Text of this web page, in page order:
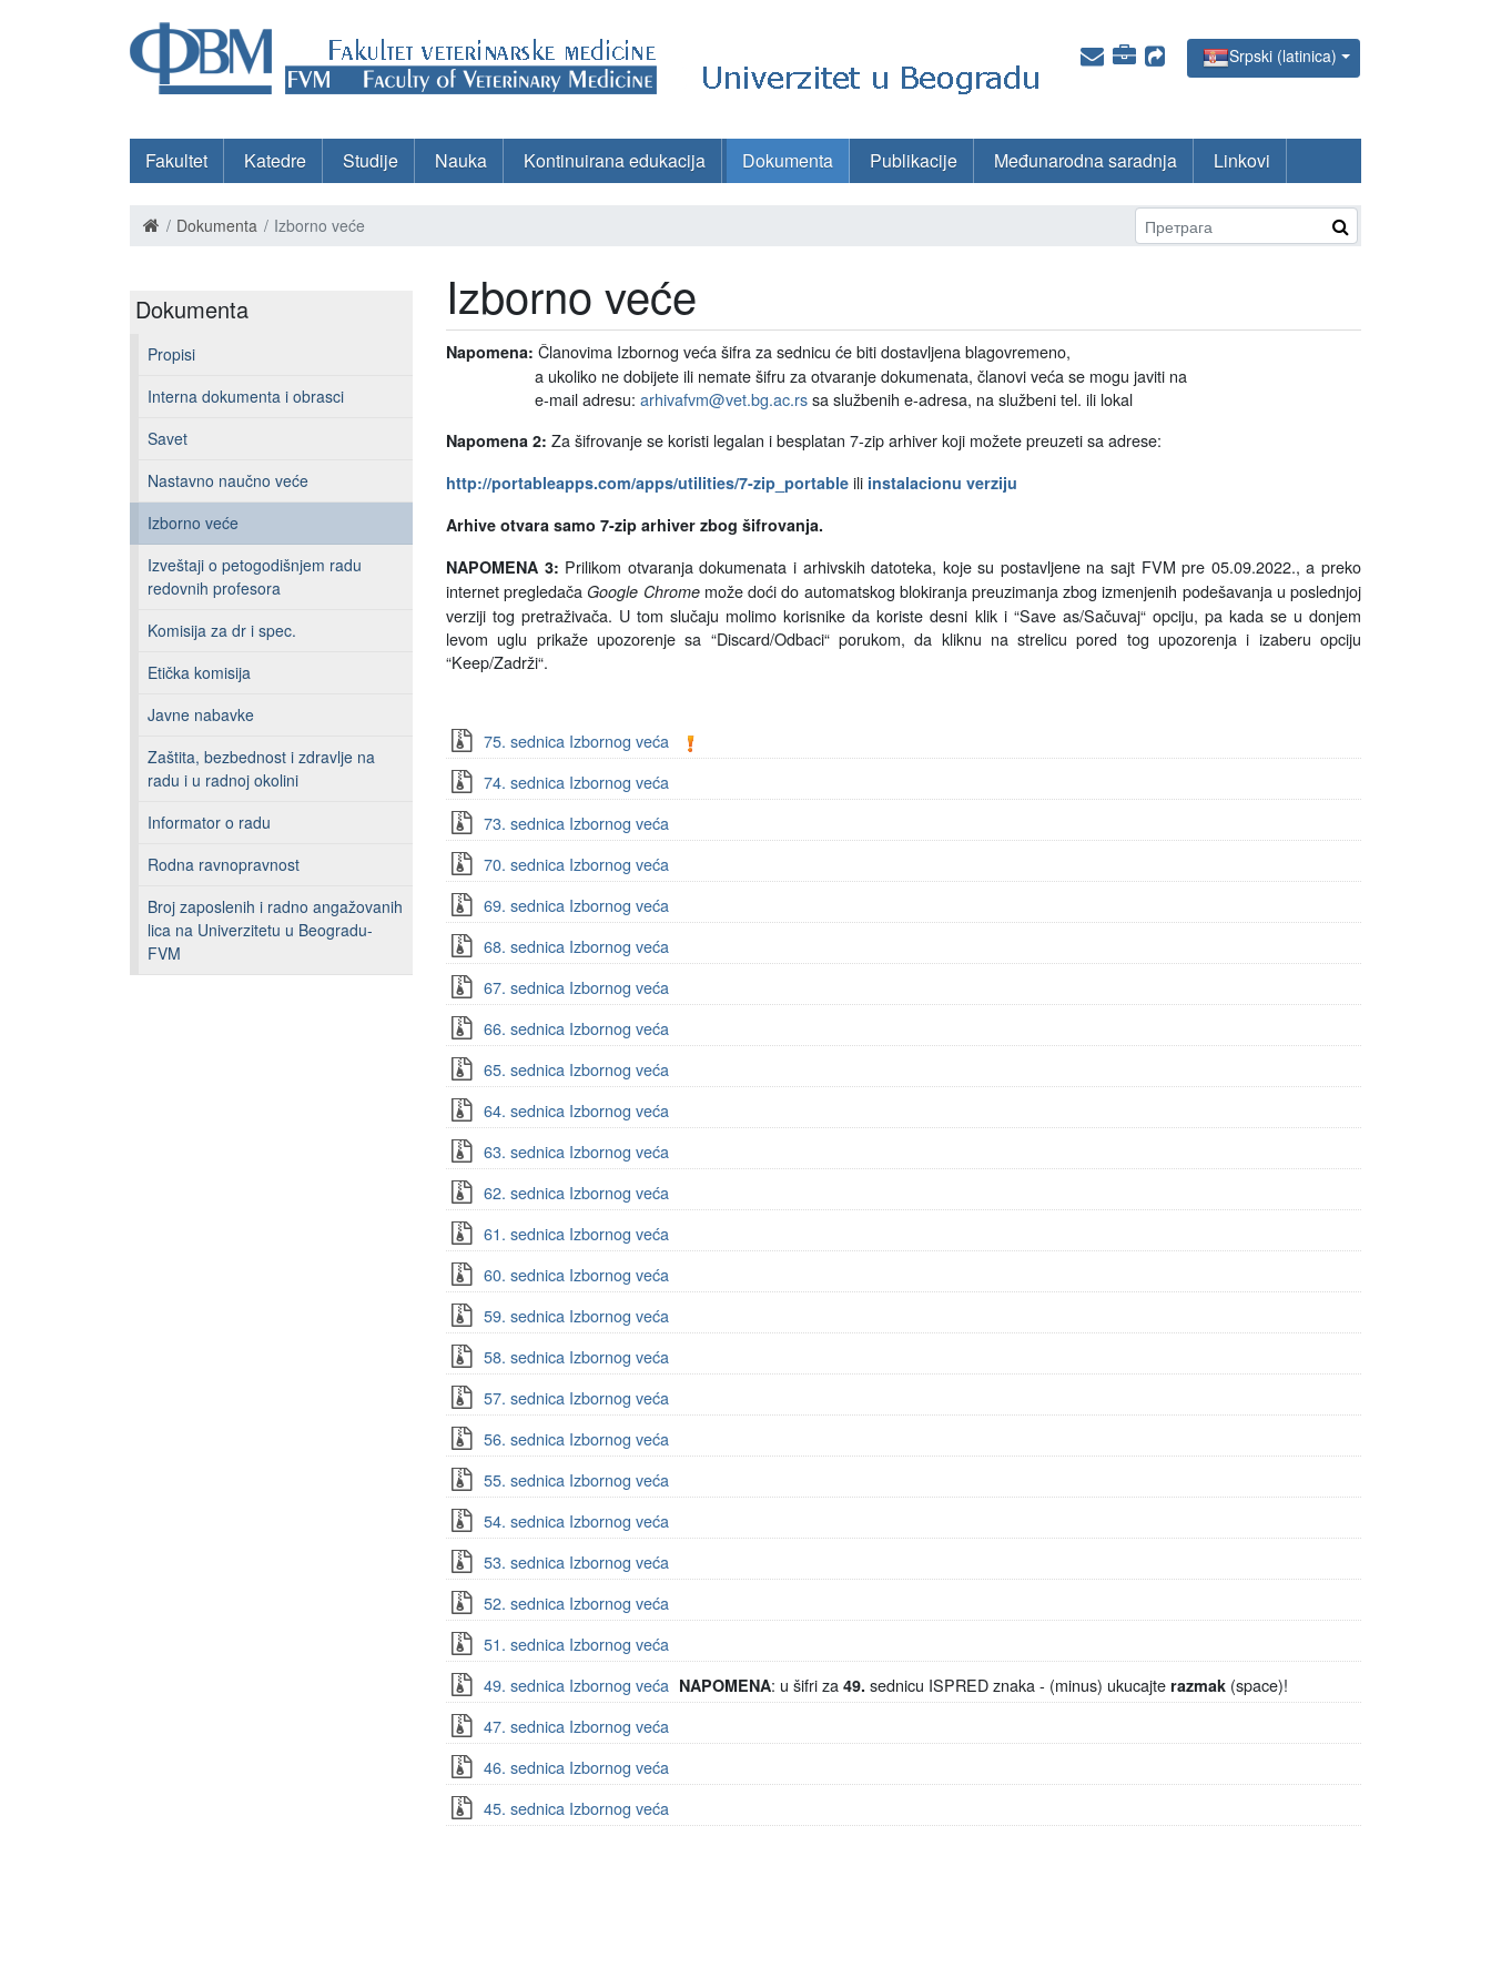
Srpski (latinica)
Fakultet Katedre Studije Nauka Kontinuirana edukacija Dokumenta Publikacije Međunarodna saradnja Linkovi
Dokumenta Izborno veće
Dokumenta
Propisi
Interna dokumenta i obrasci
Savet
Nastavno naučno veće
Izborno veće
Izveštaji o petogodišnjem radu
redovnih profesora
Komisija za dr i spec.
Etička komisija
Javne nabavke
Zaštita, bezbednost i zdravlje na
radu i u radnoj okolini
Informator o radu
Rodna ravnopravnost
Broj zaposlenih i radno angažovanih
lica na Univerzitetu u Beogradu-
FVM
Izborno veće
Napomena: Članovima Izbornog veća šifra za sednicu će biti dostavljena blagovremeno,
a ukoliko ne dobijete ili nemate šifru za otvaranje dokumenata, članovi veća se mogu javiti na
e-mail adresu: arhivafvm@vet.bg.ac.rssa službenih e-adresa, na službeni tel. ili lokal
Napomena 2: Za šifrovanje se koristi legalan i besplatan 7-zip arhiver koji možete preuzeti sa adrese:
http://portableapps.com/apps/utilities/7-zip_portable ili instalacionu verziju
Arhive otvara samo 7-zip arhiver zbog šifrovanja.
NAPOMENA 3: Prilikom otvaranja dokumenata i arhivskih datoteka, koje su postavljene na sajt FVM pre 05.09.2022., a preko
internet pregledača Google Chromemože doći do automatskog blokiranja preuzimanja zbogizmenjenih podešavanja u poslednjoj
verziji tog pretraživača. U tom slučaju molimo korisnike da koriste desni klik i “Save as/Sačuvaj“ opciju, pa kada se u donjem
levom uglu prikaže upozorenje sa “Discard/Odbaci“ porukom, da kliknu na strelicu pored tog upozorenja i izaberu opciju
“Keep/Zadrži“.
75. sednica Izbornog veća
74. sednica Izbornog veća
73. sednica Izbornog veća
70. sednica Izbornog veća
69. sednica Izbornog veća
68. sednica Izbornog veća
67. sednica Izbornog veća
66. sednica Izbornog veća
65. sednica Izbornog veća
64. sednica Izbornog veća
63. sednica Izbornog veća
62. sednica Izbornog veća
61. sednica Izbornog veća
60. sednica Izbornog veća
59. sednica Izbornog veća
58. sednica Izbornog veća
57. sednica Izbornog veća
56. sednica Izbornog veća
55. sednica Izbornog veća
54. sednica Izbornog veća
53. sednica Izbornog veća
52. sednica Izbornog veća
51. sednica Izbornog veća
49. sednica Izbornog veća NAPOMENA: u šifri za 49. sednicu ISPRED znaka - (minus) ukucajte razmak (space)!
47. sednica Izbornog veća
46. sednica Izbornog veća
45. sednica Izbornog veća